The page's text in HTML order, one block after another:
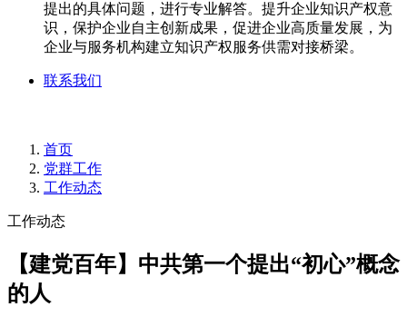
提出的具体问题，进行专业解答。提升企业知识产权意
识，保护企业自主创新成果，促进企业高质量发展，为
企业与服务机构建立知识产权服务供需对接桥梁。
联系我们
首页
党群工作
工作动态
工作动态
【建党百年】中共第一个提出“初心”概念
的人